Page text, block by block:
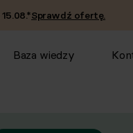
15.08.*Sprawdź ofertę.
Baza wiedzy